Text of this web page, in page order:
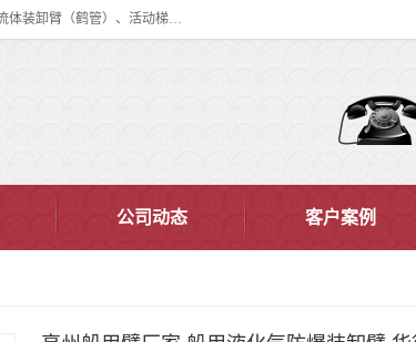
连云港华德石油化工机械有限公司（原连云港石油化工机械总厂），始创于1982年，是从事码头船用流体装卸臂、陆用流体装卸臂（鹤管）、活动梯、钢构平台、定量装车系统等全系列流体装卸设备的设计、制造、销售以及服务的专业供应商。
公司动态 客户案例